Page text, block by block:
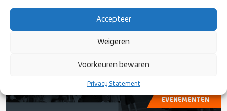
Accepteer
Weigeren
Voorkeuren bewaren
Privacy Statement
WATERLAND, PURMEREND
EVENEMENTEN